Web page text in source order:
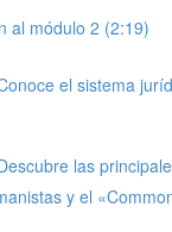
al módulo 2 (2:19)
el sistema
las
y el